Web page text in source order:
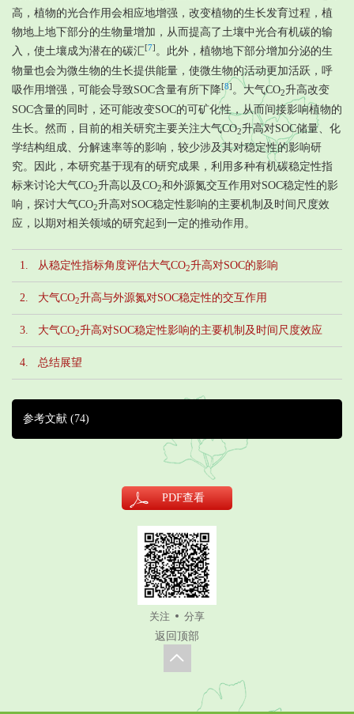
高，植物的光合作用会相应地增强，改变植物的生长发育过程，植
物地上地下部分的生物量增加，从而提高了土壤中光合有机碳的输
入，使土壤成为潜在的碳汇[7] 。此外，植物地下部分增加分泌的生
物量也会为微生物的生长提供能量，使微生物的活动更加活跃，呼
吸作用增强，可能会导致SOC含量有所下降[8] 。大气CO2升高改变
SOC含量的同时，还可能改变SOC的可矿化性，从而间接影响植物的
生长。然而，目前的相关研究主要关注大气CO2升高对SOC储量、化
学结构组成、分解速率等的影响，较少涉及其对稳定性的影响研
究。因此，本研究基于现有的研究成果，利用多种有机碳稳定性指
标来讨论大气CO2升高以及CO2和外源氮交互作用对SOC稳定性的影
响，探讨大气CO2升高对SOC稳定性影响的主要机制及时间尺度效
应，以期对相关领域的研究起到一定的推动作用。
1. 从稳定性指标角度评估大气CO2升高对SOC的影响
2. 大气CO2升高与外源氮对SOC稳定性的交互作用
3. 大气CO2升高对SOC稳定性影响的主要机制及时间尺度效应
4. 总结展望
参考文献 (74)
PDF查看
关注
分享
返回顶部